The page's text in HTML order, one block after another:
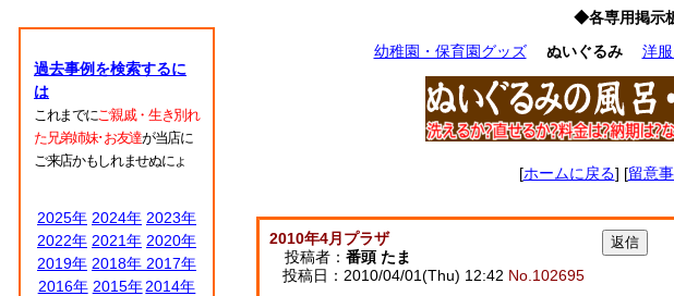
過去事例を検索するに
は
これまでにご親戚・生き別れ
た兄弟姉妹･お友達が当店に
ご来店かもしれませぬにょ
2025年 2024年 2023年
2022年 2021年 2020年
2019年 2018年 2017年
2016年 2015年 2014年
◆各専用掲示
幼稚園・保育園グッズ
ぬいぐるみ 洋
[ホームに戻る] [留意
2010年4月プラザ
投稿者： 番頭 たま
投稿日：2010/04/01(Thu) 12:42 No.102695